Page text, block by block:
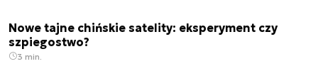
Nowe tajne chińskie satelity: eksperyment czy
szpiegostwo?
3 min.